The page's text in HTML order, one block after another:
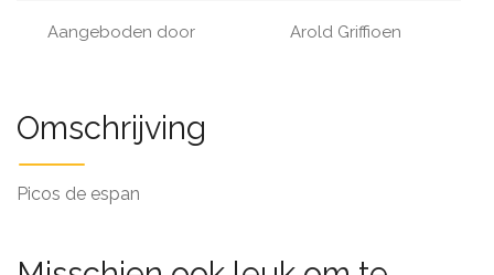
Aangeboden door Arold Griffioen
Omschrijving
Picos de espan